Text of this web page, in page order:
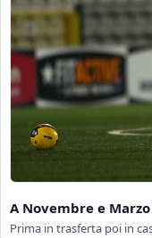
A Novembre e
Prima in trasferta poi in